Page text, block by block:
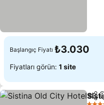
Başlangıç Fiyatı ₺3.030
Fiyatları görün: 1 site